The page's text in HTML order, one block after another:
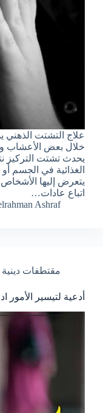
علاج التشتت
خلال بعض الأعشاب
يحدث تشتت التركيز
الغذائية في الجسم
يتعرض إليها
اتباع عادات…
Ashraf
مقتطفات دينية
أدعية لتيسير الأمور